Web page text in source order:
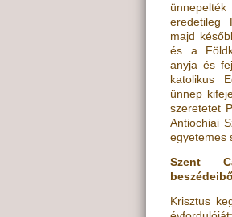
eredetileg
majd
és a
anyja és
katolikus
ünnep
szeretetet
Antiochiai
egyetemes
Szent
Krisztus